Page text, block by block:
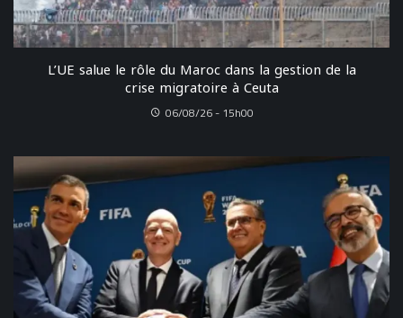
L’UE salue le rôle du Maroc dans la gestion de la
crise migratoire à Ceuta
06/08/26 - 15h00